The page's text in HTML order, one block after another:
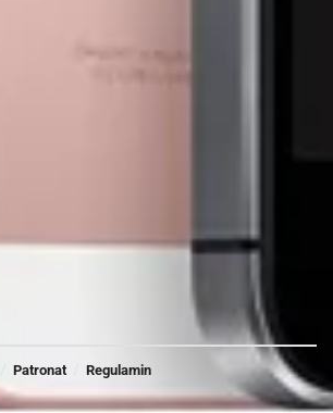
REKLAMA
i wygląd zewnętrzny
Jakub Jas
Patronat Regulamin